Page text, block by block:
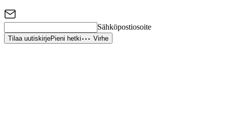
Sähköpostiosoite
Tilaa uutiskirjePieni hetki Virhe